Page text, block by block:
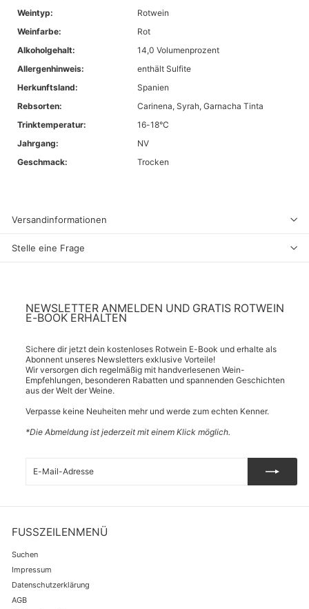
Weintyp:
Rotwein
Weinfarbe:
Rot
Alkoholgehalt:
14,0 Volumenprozent
Allergenhinweis:
enthält Sulfite
Herkunftsland:
Spanien
Rebsorten:
Carinena, Syrah, Garnacha Tinta
Trinktemperatur:
16-18°C
Jahrgang:
NV
Geschmack:
Trocken
Versandinformationen
Stelle eine Frage
NEWSLETTER ANMELDEN UND GRATIS ROTWEIN
E-BOOK ERHALTEN
Sichere dir jetzt dein kostenloses Rotwein E-Book und erhalte als
Abonnent unseres Newsletters exklusive Vorteile!
Wir versorgen dich regelmäßig mit handverlesenen Wein-
Empfehlungen, besonderen Rabatten und spannenden Geschichten
aus der Welt der Weine.
Verpasse keine Neuheiten mehr und werde zum echten Kenner.
*Die Abmeldung ist jederzeit mit einem Klick möglich.
Mail-
FUSSZEILENMENÜ
Suchen
Impressum
Datenschutzerklärung
AGB